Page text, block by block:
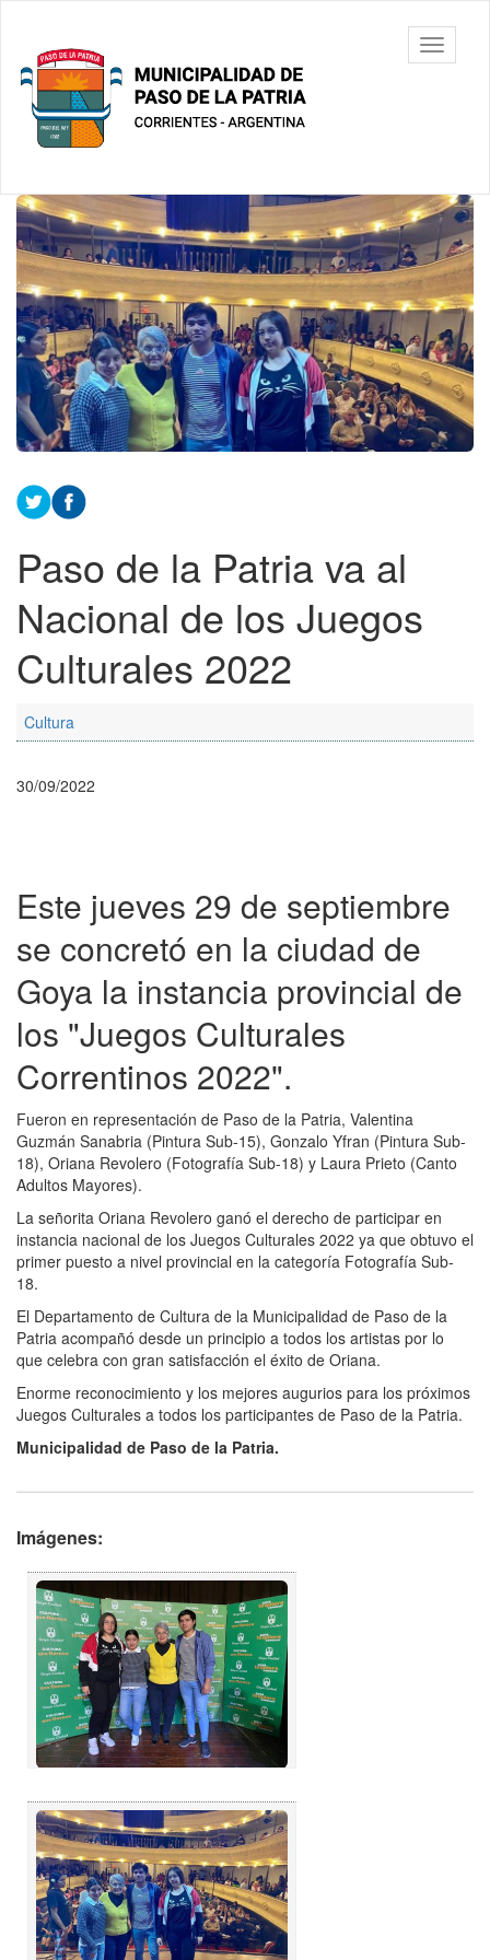
contenido
principal
Municipalidad
de Paso De
La Patria
barra
Contenido
principal
Paso de la Patria va al
Nacional de los Juegos
Culturales 2022
Cultura
30/09/2022
Este jueves 29 de septiembre
se concretó en la ciudad de
Goya la instancia provincial de
los "Juegos Culturales
Correntinos 2022".
Fueron en representación de Paso de la Patria, Valentina
Guzmán Sanabria (Pintura Sub-15), Gonzalo Yfran (Pintura Sub-
18), Oriana Revolero (Fotografía Sub-18) y Laura Prieto (Canto
Adultos Mayores).
La señorita Oriana Revolero ganó el derecho de participar en
instancia nacional de los Juegos Culturales 2022 ya que obtuvo el
primer puesto a nivel provincial en la categoría Fotografía Sub-
18.
El Departamento de Cultura de la Municipalidad de Paso de la
Patria acompañó desde un principio a todos los artistas por lo
que celebra con gran satisfacción el éxito de Oriana.
Enorme reconocimiento y los mejores augurios para los próximos
Juegos Culturales a todos los participantes de Paso de la Patria.
Municipalidad de Paso de la Patria.
Imágenes: